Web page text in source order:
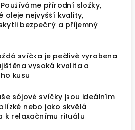
přírodní složky,
oleje nejvyšší kvality,
bezpečný a příjemný
svíčka je pečlivě vyrobena
vysoká kvalita a
kusu
sójové svíčky jsou ideálním
nebo jako skvělá
k relaxačnímu rituálu